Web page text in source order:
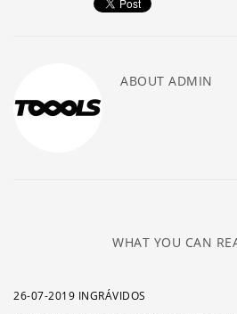
ABOUT ADMIN
WHAT YOU CAN
26-07-2019 INGRÁVIDOS